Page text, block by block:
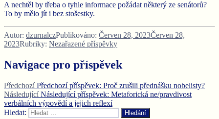
A nechtěl by třeba o tyhle informace požádat některý ze senátorů?
To by mělo jít i bez stošestky.
Autor: dzurnalczPublikováno: Červen 28, 2023Červen 28,
2023Rubriky: Nezařazené příspěvky
Navigace pro příspěvek
Předchozí Předchozí příspěvek: Proč zrušili přednášku nobelisty?
Následující Následující příspěvek: Metaforická ne/pravdivost
verbálních výpovědí a jejich reflexí
Hledat:
Hledání